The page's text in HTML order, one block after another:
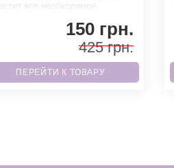
все необходимое.
150 грн.
425 грн.
ПЕРЕЙТИ К ТОВАРУ